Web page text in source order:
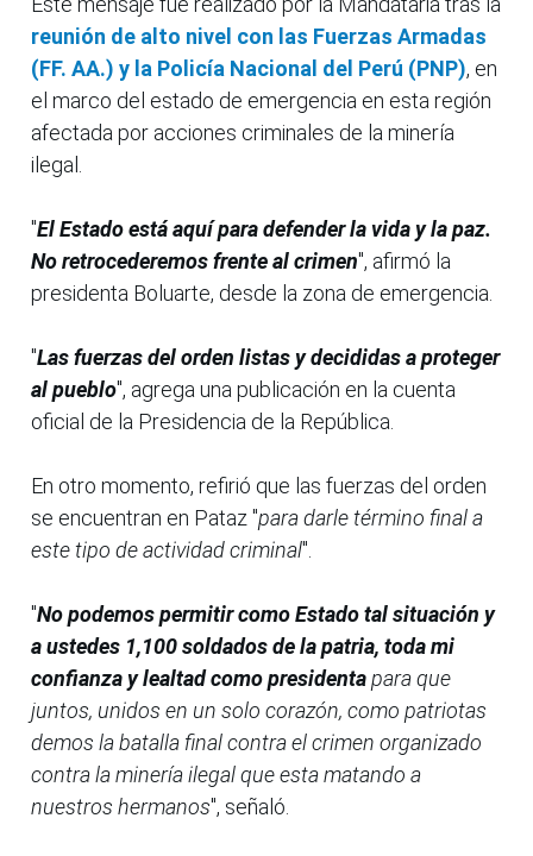
reunión de alto nivel con las Fuerzas Armadas
(FF. AA.) y la Policía Nacional del Perú (PNP), en
el marco del estado de emergencia en esta región
afectada por acciones criminales de la minería
ilegal.
"El Estado está aquí para defender la vida y la paz.
No retrocederemos frente al crimen", afirmó la
presidenta Boluarte, desde la zona de emergencia.
"Las fuerzas del orden listas y decididas a proteger
al pueblo", agrega una publicación en la cuenta
oficial de la Presidencia de la República.
En otro momento, refirió que las fuerzas del orden
se encuentran en Pataz "para darle término final a
este tipo de actividad criminal".
"No podemos permitir como Estado tal situación y
a ustedes 1,100 soldados de la patria, toda mi
confianza y lealtad como presidentapara que
juntos, unidos en un solo corazón, como patriotas
demos la batalla final contra el crimen organizado
contra la minería ilegal que esta matando a
nuestros hermanos", señaló.